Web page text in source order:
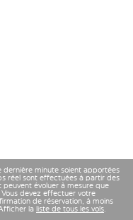
dernière minute soient apportées
réel sont effectuées à partir des
évoluer à mesure que
devez effectuer votre
de réservation, à moins
la liste de tous les vols.